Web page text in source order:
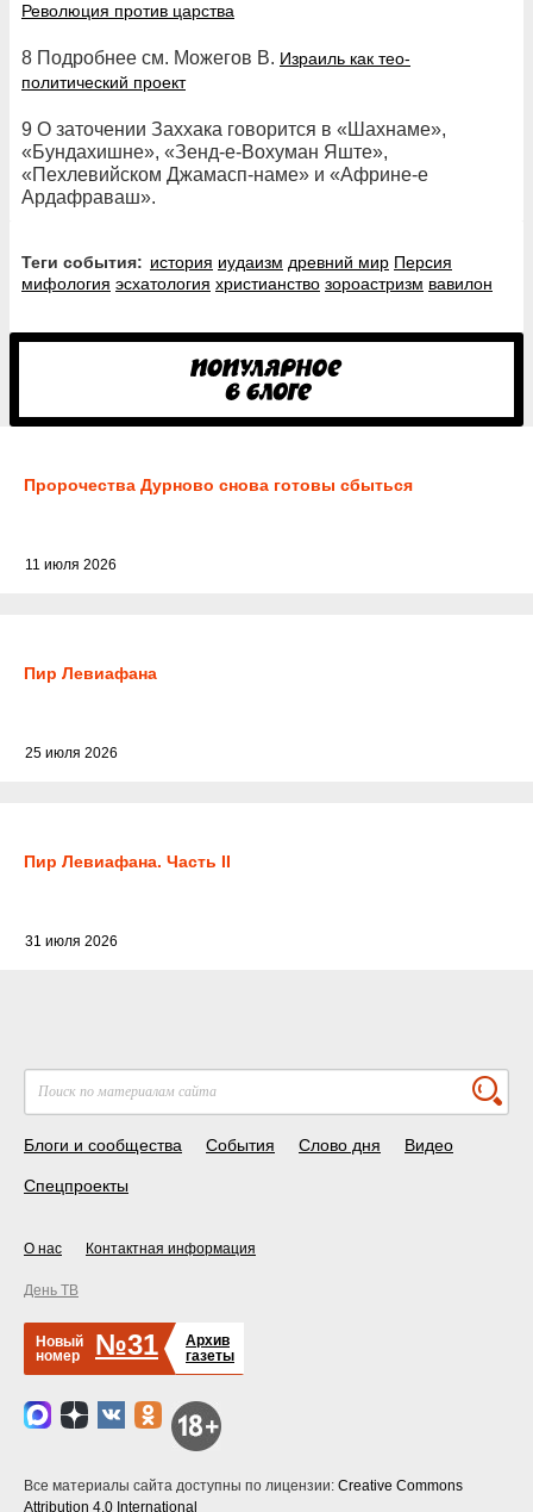
Революция против царства
8 Подробнее см. Можегов В. Израиль как тео-
политический проект
9 О заточении Заххака говорится в «Шахнаме»,
«Бундахишне», «Зенд-е-Вохуман Яште»,
«Пехлевийском Джамасп-наме» и «Африне-е
Ардафраваш».
Теги события: история иудаизм древний мир Персия
мифология эсхатология христианство зороастризм вавилон
Пророчества Дурново снова готовы сбыться
11 июля 2026
Пир Левиафана
25 июля 2026
Пир Левиафана. Часть II
31 июля 2026
Блоги и сообщества События Слово дня Видео
Спецпроекты
О нас Контактная информация
День ТВ
Новый
номер
№31
Архив
газеты
Все материалы сайта доступны по лицензии: Creative Commons
Attribution 4.0 International